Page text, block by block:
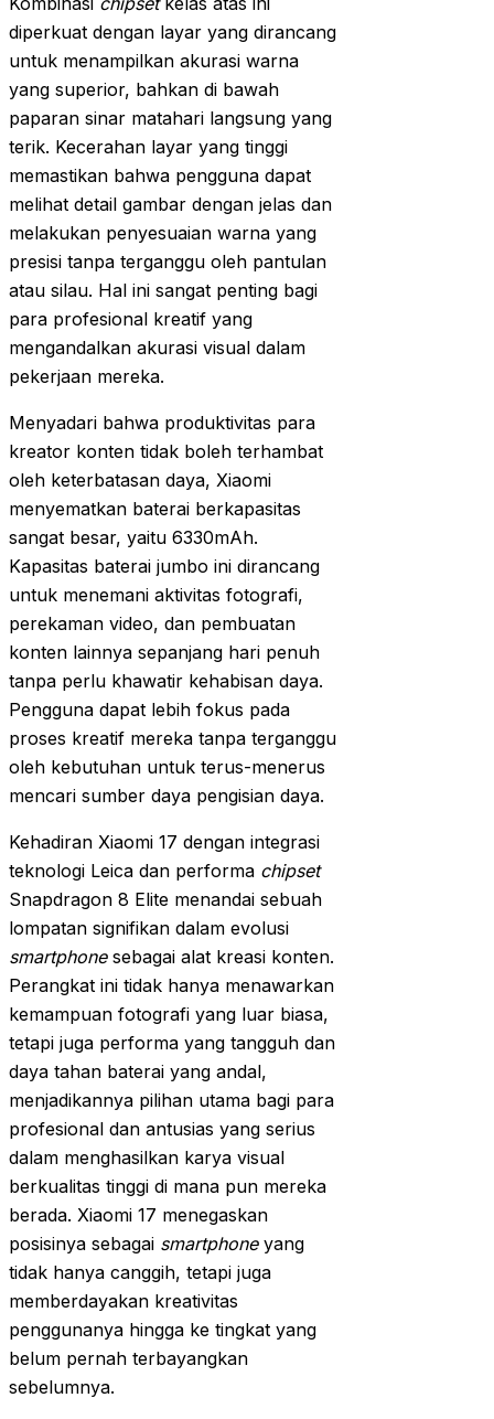
diperkuat dengan layar yang dirancang
untuk menampilkan akurasi warna
yang superior, bahkan di bawah
paparan sinar matahari langsung yang
terik. Kecerahan layar yang tinggi
memastikan bahwa pengguna dapat
melihat detail gambar dengan jelas dan
melakukan penyesuaian warna yang
presisi tanpa terganggu oleh pantulan
atau silau. Hal ini sangat penting bagi
para profesional kreatif yang
mengandalkan akurasi visual dalam
pekerjaan mereka.
Menyadari bahwa produktivitas para
kreator konten tidak boleh terhambat
oleh keterbatasan daya, Xiaomi
menyematkan baterai berkapasitas
sangat besar, yaitu 6330mAh.
Kapasitas baterai jumbo ini dirancang
untuk menemani aktivitas fotografi,
perekaman video, dan pembuatan
konten lainnya sepanjang hari penuh
tanpa perlu khawatir kehabisan daya.
Pengguna dapat lebih fokus pada
proses kreatif mereka tanpa terganggu
oleh kebutuhan untuk terus-menerus
mencari sumber daya pengisian daya.
Kehadiran Xiaomi 17 dengan integrasi
teknologi Leica dan performa chipset
Snapdragon 8 Elite menandai sebuah
lompatan signifikan dalam evolusi
smartphonesebagai alat kreasi konten.
Perangkat ini tidak hanya menawarkan
kemampuan fotografi yang luar biasa,
tetapi juga performa yang tangguh dan
daya tahan baterai yang andal,
menjadikannya pilihan utama bagi para
profesional dan antusias yang serius
dalam menghasilkan karya visual
berkualitas tinggi di mana pun mereka
berada. Xiaomi 17 menegaskan
posisinya sebagai smartphoneyang
tidak hanya canggih, tetapi juga
memberdayakan kreativitas
penggunanya hingga ke tingkat yang
belum pernah terbayangkan
sebelumnya.